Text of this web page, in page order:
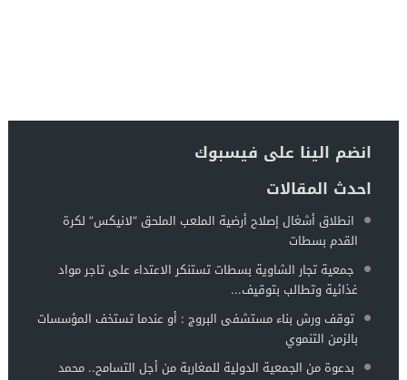
انضم الينا على فيسبوك
احدث المقالات
انطلاق أشغال إصلاح أرضية الملعب الملحق “لانيكس” لكرة
القدم بسطات
جمعية تجار الشاوية بسطات تستنكر الاعتداء على تاجر مواد
غذائية وتطالب بتوقيف...
توقف ورش بناء مستشفى البروج : أو عندما تستخف المؤسسات
بالزمن التنموي
بدعوة من الجمعية الدولية للمغاربة من أجل التسامح.. محمد